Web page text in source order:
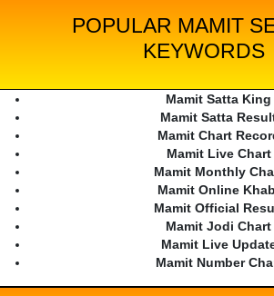
POPULAR MAMIT
KEYWORDS
Mamit Satta King
Mamit Satta
Mamit Chart
Mamit Live Chart
Mamit Monthly
Mamit Online
Mamit Official
Mamit Jodi Chart
Mamit Live
Mamit Number